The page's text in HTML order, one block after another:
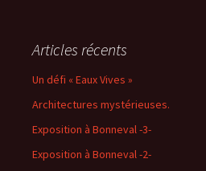
Articles récents
Un défi « Eaux Vives »
Architectures mystérieuses.
Exposition à Bonneval -3-
Exposition à Bonneval -2-